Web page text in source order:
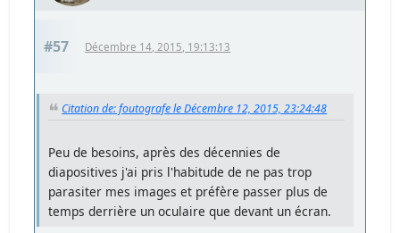
#57 Décembre 14, 2015, 19:13:13
Citation de: foutografe le Décembre 12, 2015, 23:24:48
Peu de besoins, après des décennies de
diapositives j'ai pris l'habitude de ne pas trop
parasiter mes images et préfère passer plus de
temps derrière un oculaire que devant un écran.